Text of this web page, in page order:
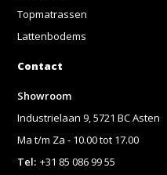
Topmatrassen
Lattenbodems
Contact
Showroom
Industrielaan 9, 5721 BC Asten
Ma t/m Za - 10.00 tot 17.00
Tel: +31 85 086 99 55